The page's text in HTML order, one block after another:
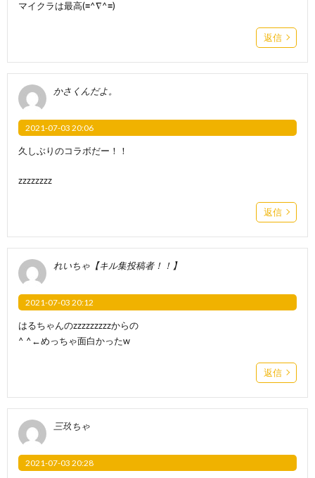
マイクラは最高(≡^∇^≡)
返信
かさくんだよ。
2021-07-03 20:06
久しぶりのコラボだー！！
zzzzzzzz
返信
れいちゃ【キル集投稿者！！】
2021-07-03 20:12
はるちゃんのzzzzzzzzzからの
^ ^←めっちゃ面白かったw
返信
三玖ちゃ
2021-07-03 20:28